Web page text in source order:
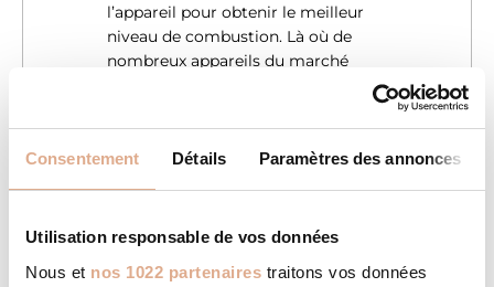
Consentement Détails Paramètres des annonces
Utilisation responsable de vos données
Nous et nos 1022 partenaires traitons vos données
l’appareil pour obtenir le meilleur
niveau de combustion. Là où de
nombreux appareils du marché
intervient en toute autonomie pour
vous garantir le meilleur
combustible.